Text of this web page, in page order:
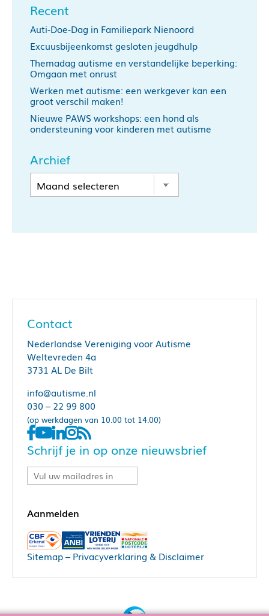
Recent
Auti-Doe-Dag in Familiepark Nienoord
Excuusbijeenkomst gesloten jeugdhulp
Themadag autisme en verstandelijke beperking:
Omgaan met onrust
Werken met autisme: een werkgever kan een
groot verschil maken!
Nieuwe PAWS workshops: een hond als
ondersteuning voor kinderen met autisme
Archief
Contact
Nederlandse Vereniging voor Autisme
Weltevreden 4a
3731 AL De Bilt
info@autisme.nl
030 – 22 99 800
(op werkdagen van 10.00 tot 14.00)
Schrijf je in op onze nieuwsbrief
Sitemap– Privacyverklaring & Disclaimer